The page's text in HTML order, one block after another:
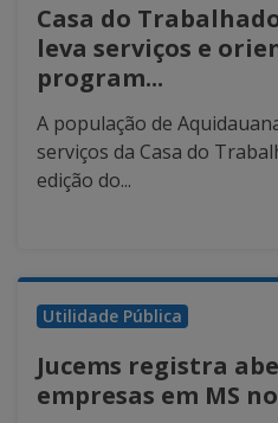
Casa do
leva serviços e
program...
A população de
serviços da Casa do
edição do...
Utilidade Pública
Jucems registra
empresas em MS